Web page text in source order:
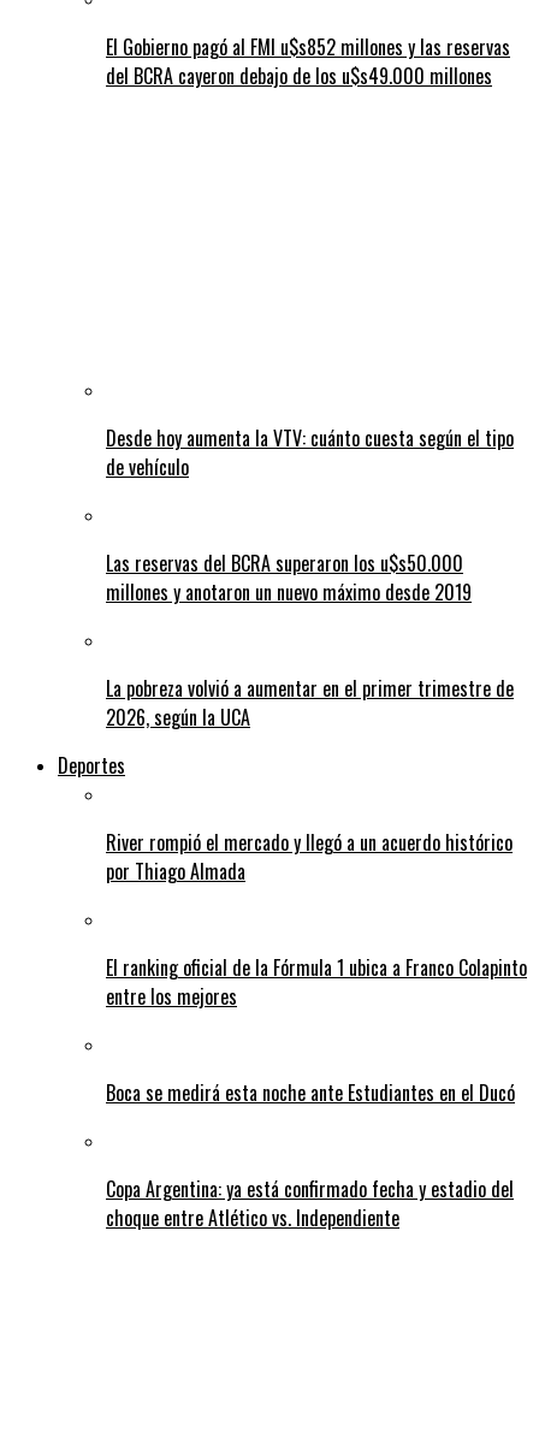
El Gobierno pagó al FMI u$s852 millones y las reservas
del BCRA cayeron debajo de los u$s49.000 millones
Desde hoy aumenta la VTV: cuánto cuesta según el tipo
de vehículo
Las reservas del BCRA superaron los u$s50.000
millones y anotaron un nuevo máximo desde 2019
La pobreza volvió a aumentar en el primer trimestre de
2026, según la UCA
Deportes
River rompió el mercado y llegó a un acuerdo histórico
por Thiago Almada
El ranking oficial de la Fórmula 1 ubica a Franco Colapinto
entre los mejores
Boca se medirá esta noche ante Estudiantes en el Ducó
Copa Argentina: ya está confirmado fecha y estadio del
choque entre Atlético vs. Independiente